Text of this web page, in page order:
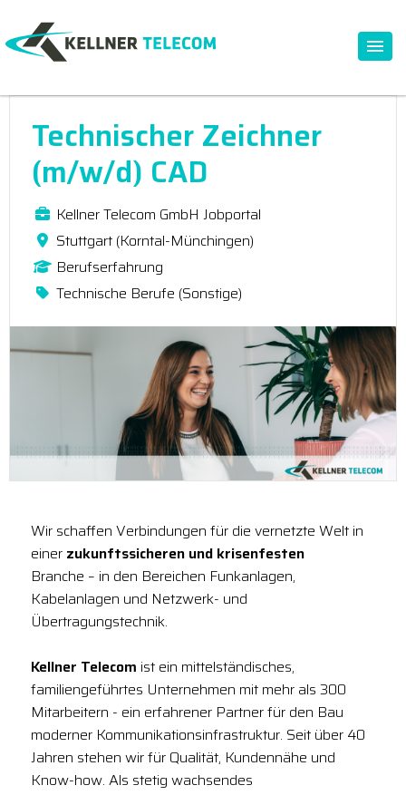
Technischer Zeichner
(m/w/d) CAD
Kellner Telecom GmbH Jobportal
Stuttgart (Korntal-Münchingen)
Berufserfahrung
Technische Berufe (Sonstige)
Wir schaffen Verbindungen für die vernetzte Welt in
einer zukunftssicheren und krisenfesten
Branche – in den Bereichen Funkanlagen,
Kabelanlagen und Netzwerk- und
Übertragungstechnik.
Kellner Telecom ist ein mittelständisches,
familiengeführtes Unternehmen mit mehr als 300
Mitarbeitern - ein erfahrener Partner für den Bau
moderner Kommunikationsinfrastruktur. Seit über 40
Jahren stehen wir für Qualität, Kundennähe und
Know-how. Als stetig wachsendes